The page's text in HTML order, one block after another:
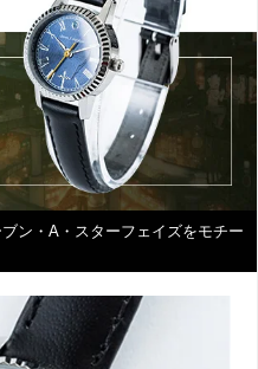
ン・A・スターフェイズをモチー